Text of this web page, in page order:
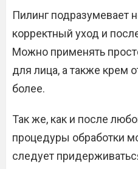
Пилинг подразумевает
корректный уход и
Можно применять
для лица, а также крем
более.
Так же, как и после
процедуры обработки
следует